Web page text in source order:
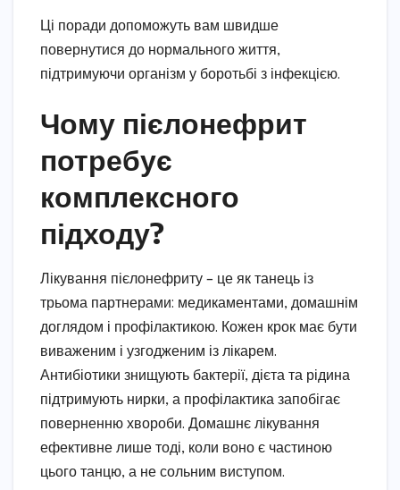
Ці поради допоможуть вам швидше
повернутися до нормального життя,
підтримуючи організм у боротьбі з інфекцією.
Чому пієлонефрит
потребує
комплексного
підходу?
Лікування пієлонефриту – це як танець із
трьома партнерами: медикаментами, домашнім
доглядом і профілактикою. Кожен крок має бути
виваженим і узгодженим із лікарем.
Антибіотики знищують бактерії, дієта та рідина
підтримують нирки, а профілактика запобігає
поверненню хвороби. Домашнє лікування
ефективне лише тоді, коли воно є частиною
цього танцю, а не сольним виступом.